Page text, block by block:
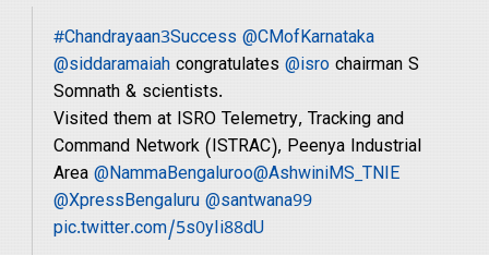
Us
Advertise
With
#Chandrayaan3Success @CMofKarnataka
@siddaramaiah congratulates@isro chairman S
Somnath & scientists.
Visited them at ISRO Telemetry, Tracking and
Command Network (ISTRAC), Peenya Industrial
Area@NammaBengaluroo@AshwiniMS_TNIE
@XpressBengaluru @santwana99
pic.twitter.com/5s0yIi88dU